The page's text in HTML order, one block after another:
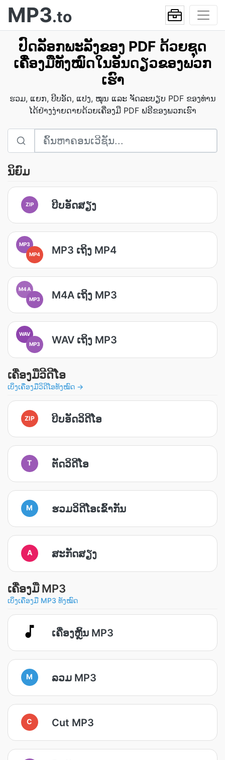
MP3.to
ປົດລັອກພະລັງຂອງ PDF ດ້ວຍຊຸດ
ເຄື່ອງມືທັງໝົດໃນອັນດຽວຂອງພວກ
ເຮົາ
ຮວມ, ແຍກ, ບີບອັດ, ແປງ, ໝຸນ ແລະ ຈັດລະບຽບ PDF ຂອງທ່ານ
ໄດ້ຢ່າງງ່າຍດາຍດ້ວຍເຄື່ອງມື PDF ຟຣີຂອງພວກເຮົາ
ນິຍົມ
ZIP ບີບອັດສຽງ
MP3
MP4
MP3 ເຖິງ MP4
M4A
MP3
M4A ເຖິງ MP3
WAV
MP3
WAV ເຖິງ MP3
ເຄື່ອງມື​ວີດີໂອ
ເບິ່ງເຄື່ອງມືວິດີໂອທັງໝົດ →
ZIP ບີບອັດວິດີໂອ
T ຕັດວິດີໂອ
M ຮວມວິດີໂອເຂົ້າກັນ
A ສະກັດສຽງ
ເຄື່ອງມື MP3
ເບິ່ງເຄື່ອງມື MP3 ທັງໝົດ
ເຄື່ອງຫຼິ້ນ MP3
M ລວມ MP3
C Cut MP3